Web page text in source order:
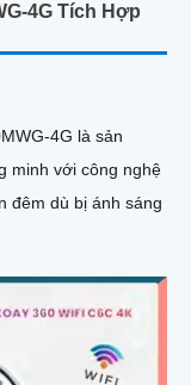
4G Tích Hợp
4G là sản
minh với công nghệ
đêm dù bị ánh sáng